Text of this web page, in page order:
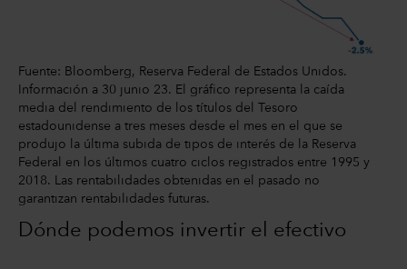
Fuente: Bloomberg, Reserva Federal de Estados Unidos.
Información a 30 junio 23. El gráfico representa la caída
media del rendimiento de los títulos del Tesoro
estadounidense a tres meses desde el mes en el que se
produjo la última subida de tipos de interés de la Reserva
Federal en los últimos cuatro ciclos registrados entre 1995 y
2018. Las rentabilidades obtenidas en el pasado no
garantizan rentabilidades futuras.
Dónde podemos invertir el efectivo